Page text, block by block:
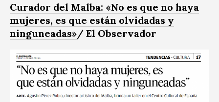
Sin categoría
Curador del Malba: «No es que no haya
mujeres, es que están olvidadas y
ninguneadas»/ El Observador